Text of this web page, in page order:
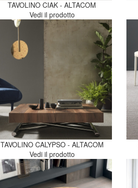
TAVOLINO CIAK - ALTACOM
Vedi il prodotto
TAVOLINO CALYPSO - ALTACOM
Vedi il prodotto